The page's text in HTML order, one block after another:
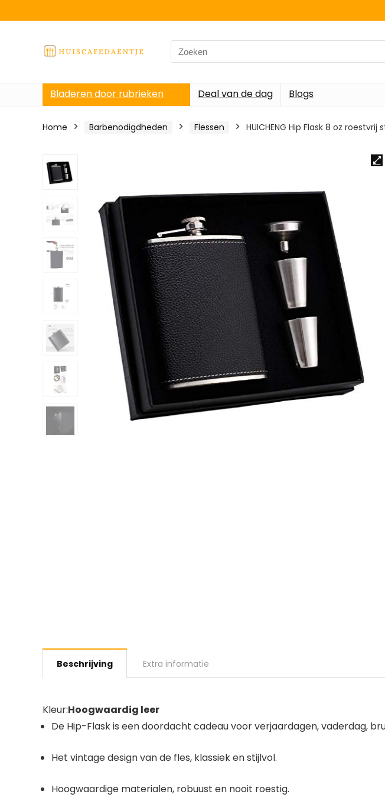
Search
for:
Bladeren door rubrieken Deal van de dag Blogs
Home Barbenodigdheden Flessen HUICHENG Hip Flask 8 oz
Beschrijving Extra informatie
Kleur:Hoogwaardig leer
De Hip-Flask is een doordacht cadeau voor verjaardagen, vaderdag,
Het vintage design van de fles, klassiek en stijlvol.
Hoogwaardige materialen, robuust en nooit roestig.